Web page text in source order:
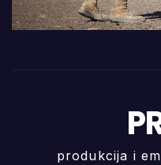
produkcija i